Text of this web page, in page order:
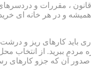
قانون ، مقررات و
همیشه و در هر خانه
باید کارهای ریز و درشت
ببرید. از انتخاب
صدور آن که جزو